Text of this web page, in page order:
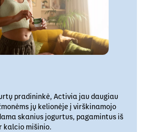
pradininkė, Activia jau daugiau
jų kelionėje į virškinamojo
skanius jogurtus, pagamintus iš
kalcio mišinio.